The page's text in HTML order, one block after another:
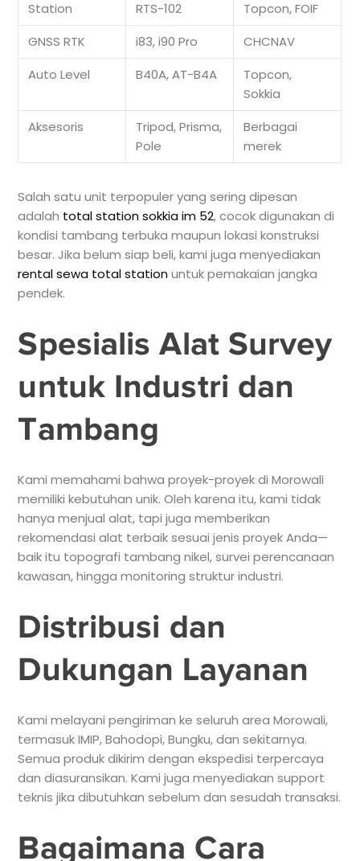
Station
RTS-102
Topcon, FOIF
GNSS RTK
i83, i90 Pro
CHCNAV
Auto Level
B40A, AT-B4A
Topcon,
Sokkia
Aksesoris
Tripod, Prisma,
Pole
Berbagai
merek
Salah satu unit terpopuler yang sering dipesan
adalah total station sokkia im 52, cocok digunakan di
kondisi tambang terbuka maupun lokasi konstruksi
besar. Jika belum siap beli, kami juga menyediakan
rental sewa total stationuntuk pemakaian jangka
pendek.
Spesialis Alat Survey
untuk Industri dan
Tambang
Kami memahami bahwa proyek-proyek di Morowali
memiliki kebutuhan unik. Oleh karena itu, kami tidak
hanya menjual alat, tapi juga memberikan
rekomendasi alat terbaik sesuai jenis proyek Anda—
baik itu topografi tambang nikel, survei perencanaan
kawasan, hingga monitoring struktur industri.
Distribusi dan
Dukungan Layanan
Kami melayani pengiriman ke seluruh area Morowali,
termasuk IMIP, Bahodopi, Bungku, dan sekitarnya.
Semua produk dikirim dengan ekspedisi terpercaya
dan diasuransikan. Kami juga menyediakan support
teknis jika dibutuhkan sebelum dan sesudah transaksi.
Bagaimana Cara